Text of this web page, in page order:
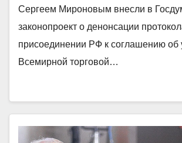
Сергеем Мироновым внесли в
законопроект о денонсации
присоединении РФ к соглашению об
Всемирной торговой…